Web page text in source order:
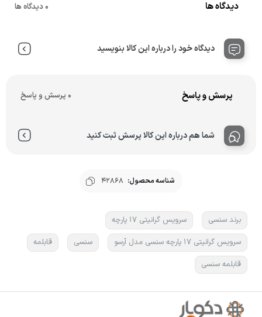
دیدگاه ها 0 دیدگاه ها
دیدگاه خود را درباره این کالا بنویسید
پرسش و پاسخ 0 پرسش و پاسخ
شما هم درباره این کالا پرسش ثبت کنید
شناسه محصول: 42868
برند سنسی
سرویس گرانیتی 17 پارچه
سرویس گرانیتی 17 پارچه سنسی مدل آرسو
سنسی
قابلمه
قابلمه سنسی